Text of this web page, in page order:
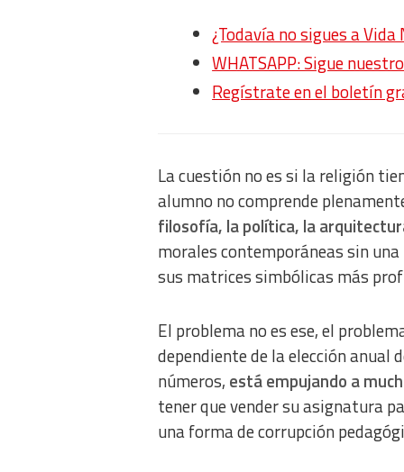
¿Todavía no sigues a Vida
WHATSAPP: Sigue
Regístrate en el boletín
La cuestión no es si la religión
alumno no comprende
filosofía, la política, la
morales contemporáneas sin
sus matrices simbólicas más
El problema no es ese, el
dependiente de la elección
números, está empujando a
tener que vender su asignatura
una forma de corrupción